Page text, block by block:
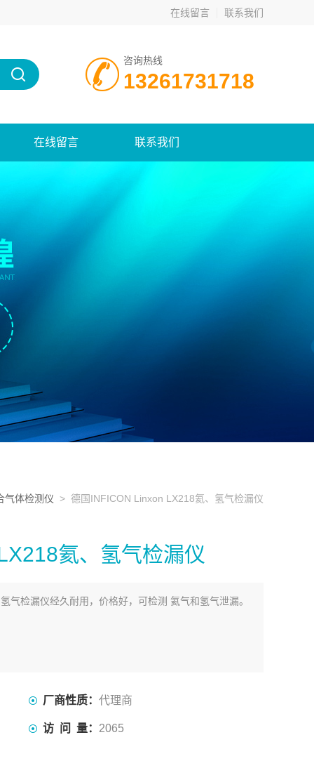
在线留言 联系我们
咨询热线
13261731718
在线留言 联系我们
气体检测仪 > 德国INFICON Linxon LX218氦、氢气检漏仪
氦、氢气检漏仪
气检漏仪经久耐用，价格好，可检测 氦气和氢气泄漏。
厂商性质： 代理商
访 问 量： 2065